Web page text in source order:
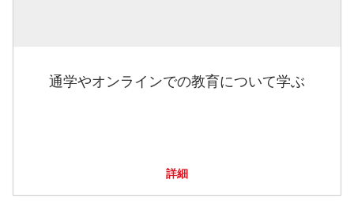
通学やオンラインでの教育について学ぶ
詳細